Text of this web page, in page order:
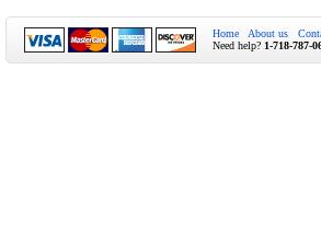
Home About us
Need help? 1-718-787-